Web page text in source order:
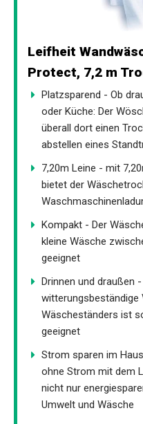
Leifheit
Protect, 7,2 m
Platzsparend - Ob
oder Küche: Der
überall dort einen
abstellen eines
7,20m Leine - mit
bietet der
Kompakt - Der
kleine Wäsche
geeignet
Drinnen und draußen
witterungsbeständige
Wäscheständers ist
geeignet
Strom sparen im
ohne Strom mit dem
nicht nur
Umwelt und Wäsche